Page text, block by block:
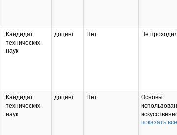
Кандидат
технических
наук
доцент Нет Не
Кандидат
технических
наук
доцент Нет
Основы
интелекта в
показать все